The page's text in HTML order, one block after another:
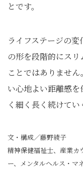
とです。
ライフステージの
の形を段階的にス
ことではありませ
い心地よい距離感
く細く長く続けてい
文・構成／藤野綾子
精神保健福祉士、産業カ
ー、メンタルヘルス・マ